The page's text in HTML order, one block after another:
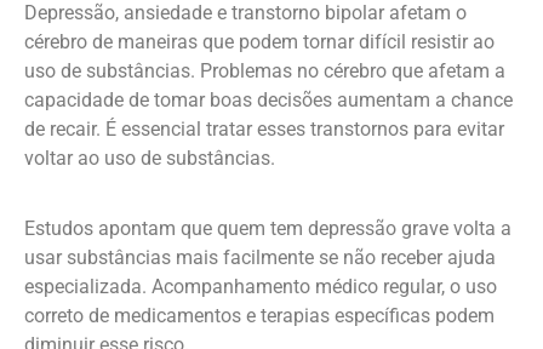
Depressão, ansiedade e transtorno bipolar afetam o
cérebro de maneiras que podem tornar difícil resistir ao
uso de substâncias. Problemas no cérebro que afetam a
capacidade de tomar boas decisões aumentam a chance
de recair. É essencial tratar esses transtornos para evitar
voltar ao uso de substâncias.
Estudos apontam que quem tem depressão grave volta a
usar substâncias mais facilmente se não receber ajuda
especializada. Acompanhamento médico regular, o uso
correto de medicamentos e terapias específicas podem